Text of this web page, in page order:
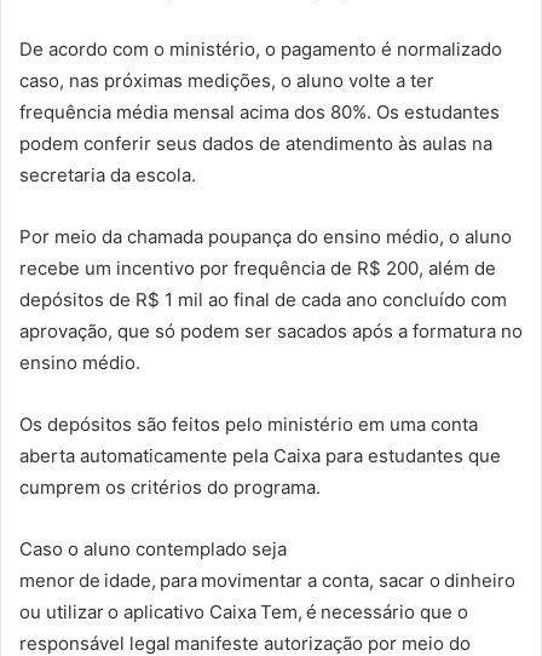
De acordo com o ministério, o pagamento é normalizado
caso, nas próximas medições, o aluno volte a ter
frequência média mensal acima dos 80%. Os estudantes
podem conferir seus dados de atendimento às aulas na
secretaria da escola.
Por meio da chamada poupança do ensino médio, o aluno
recebe um incentivo por frequência de R$ 200, além de
depósitos de R$ 1 mil ao final de cada ano concluído com
aprovação, que só podem ser sacados após a formatura no
ensino médio.
Os depósitos são feitos pelo ministério em uma conta
aberta automaticamente pela Caixa para estudantes que
cumprem os critérios do programa.
Caso o aluno contemplado seja
menor de idade, para movimentar a conta, sacar o dinheiro
ou utilizar o aplicativo Caixa Tem, é necessário que o
responsável legal manifeste autorização por meio do